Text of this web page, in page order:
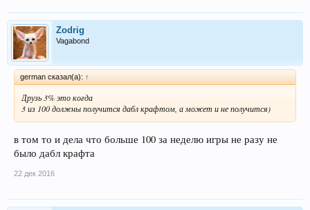
Zodrig
Vagabond
german сказал(а): ↑
Друзь 3% это когда
3 из 100 должны получится дабл крафтом, а может и не получится)
в том то и дела что больше 100 за неделю игры не разу не
было дабл крафта
22 дек 2016